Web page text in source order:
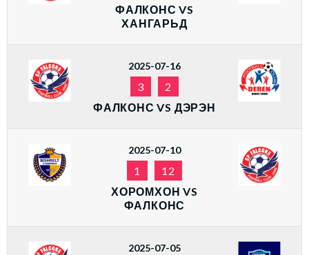
ФАЛКОНС VS
ХАНГАРЬД
2025-07-16
3
2
ФАЛКОНС VS ДЭРЭН
2025-07-10
1
12
ХОРОМХОН VS
ФАЛКОНС
2025-07-05